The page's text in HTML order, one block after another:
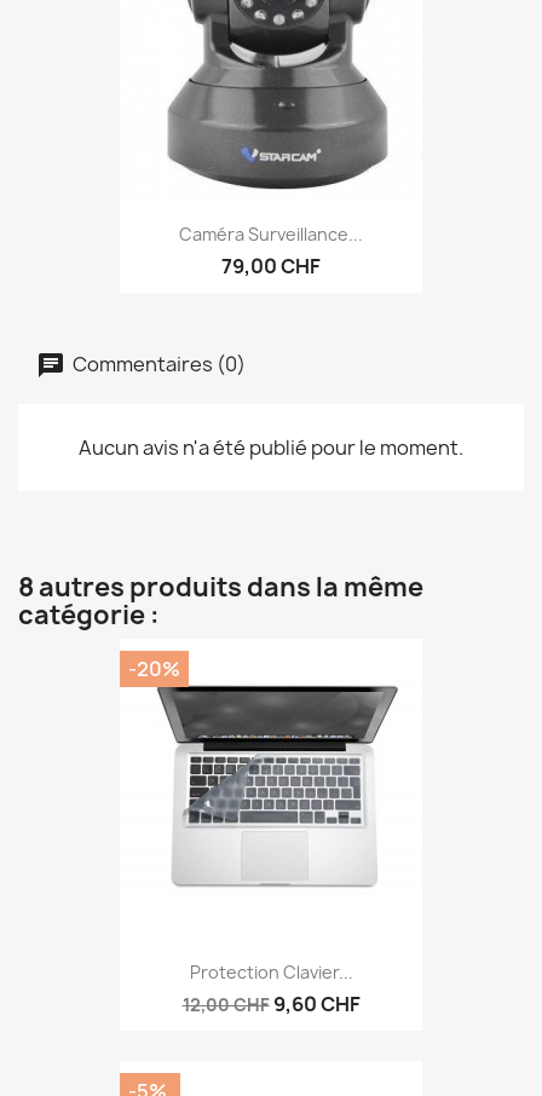
Caméra Surveillance...
79,00 CHF
Commentaires (0)
Aucun avis n'a été publié pour le moment.
8 autres produits dans la même
catégorie :
Protection Clavier...
12,00 CHF 9,60 CHF
-20%